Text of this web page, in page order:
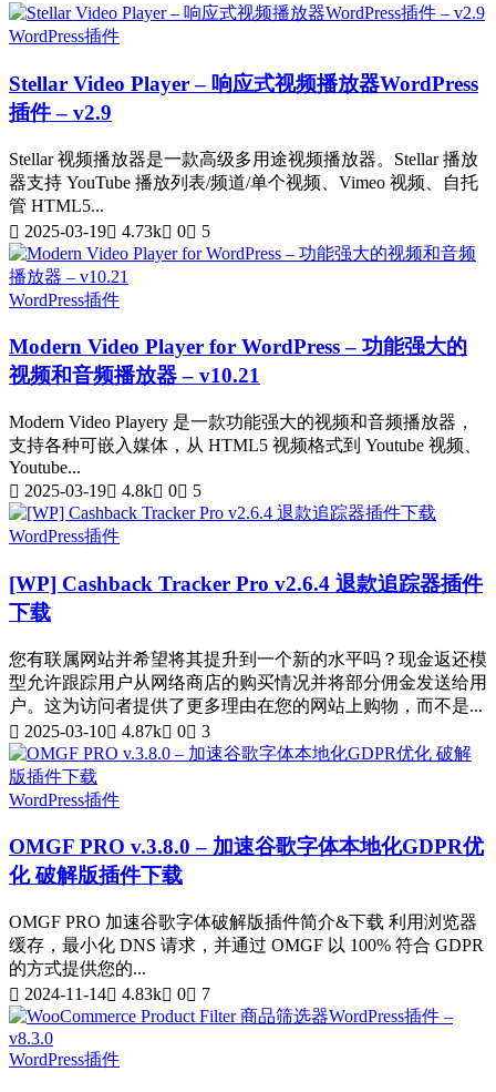
WordPress插件
Stellar Video Player – 响应式视频播放器WordPress
插件 – v2.9
Stellar 视频播放器是一款高级多用途视频播放器。Stellar 播放
器支持 YouTube 播放列表/频道/单个视频、Vimeo 视频、自托
管 HTML5...
2025-03-19
4.73k 0 5
WordPress插件
Modern Video Player for WordPress – 功能强大的
视频和音频播放器 – v10.21
Modern Video Playery 是一款功能强大的视频和音频播放器，
支持各种可嵌入媒体，从 HTML5 视频格式到 Youtube 视频、
Youtube...
2025-03-19
4.8k 0 5
WordPress插件
[WP] Cashback Tracker Pro v2.6.4 退款追踪器插件
下载
您有联属网站并希望将其提升到一个新的水平吗？现金返还模
型允许跟踪用户从网络商店的购买情况并将部分佣金发送给用
户。这为访问者提供了更多理由在您的网站上购物，而不是...
2025-03-10
4.87k 0 3
WordPress插件
OMGF PRO v.3.8.0 – 加速谷歌字体本地化GDPR优
化 破解版插件下载
OMGF PRO 加速谷歌字体破解版插件简介&下载 利用浏览器
缓存，最小化 DNS 请求，并通过 OMGF 以 100% 符合 GDPR
的方式提供您的...
2024-11-14
4.83k 0 7
WordPress插件